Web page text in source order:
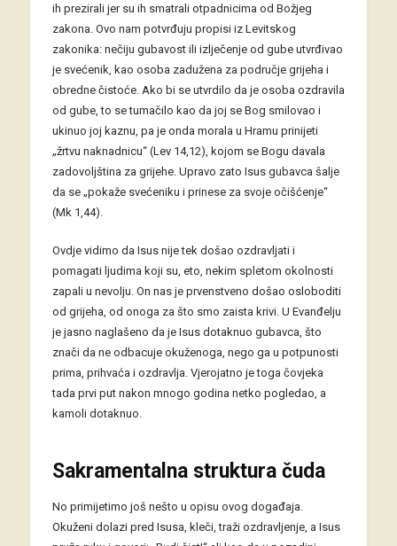
ih prezirali jer su ih smatrali otpadnicima od Božjeg
zakona. Ovo nam potvrđuju propisi iz Levitskog
zakonika: nečiju gubavost ili izlječenje od gube utvrđivao
je svećenik, kao osoba zadužena za područje grijeha i
obredne čistoće. Ako bi se utvrdilo da je osoba ozdravila
od gube, to se tumačilo kao da joj se Bog smilovao i
ukinuo joj kaznu, pa je onda morala u Hramu prinijeti
„žrtvu naknadnicu“ (Lev 14,12), kojom se Bogu davala
zadovoljština za grijehe. Upravo zato Isus gubavca šalje
da se „pokaže svećeniku i prinese za svoje očišćenje“
(Mk 1,44).
Ovdje vidimo da Isus nije tek došao ozdravljati i
pomagati ljudima koji su, eto, nekim spletom okolnosti
zapali u nevolju. On nas je prvenstveno došao osloboditi
od grijeha, od onoga za što smo zaista krivi. U Evanđelju
je jasno naglašeno da je Isus dotaknuo gubavca, što
znači da ne odbacuje okuženoga, nego ga u potpunosti
prima, prihvaća i ozdravlja. Vjerojatno je toga čovjeka
tada prvi put nakon mnogo godina netko pogledao, a
kamoli dotaknuo.
Sakramentalna struktura čuda
No primijetimo još nešto u opisu ovog događaja.
Okuženi dolazi pred Isusa, kleči, traži ozdravljenje, a Isus